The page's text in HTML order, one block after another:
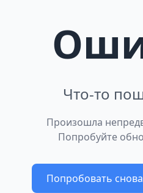
Что-то
Произошла
Попробуйте
Попробовать снова